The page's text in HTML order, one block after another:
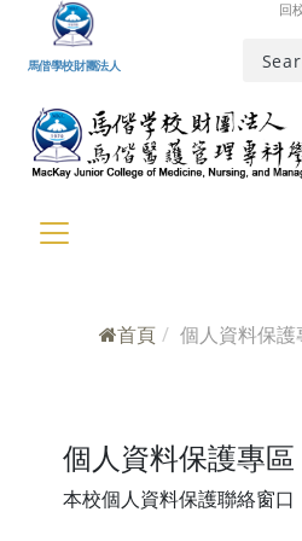
跳到主要內容
馬偕學校財團法人
回
首頁 個人資料保護
個人資料保護專區
本校個人資料保護聯絡窗口